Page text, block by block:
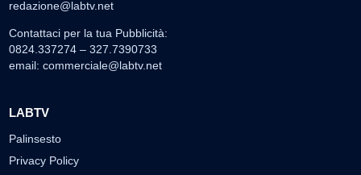
redazione@labtv.net
Contattaci per la tua Pubblicità:
0824.337274 – 327.7390733
email: commerciale@labtv.net
LABTV
Palinsesto
Privacy Policy